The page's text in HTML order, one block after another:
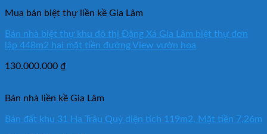
Mua bán biệt thự liền kề Gia Lâm
Bán nhà biệt thự khu đô thị Đặng Xá Gia Lâm biệt thự đơn
lập 448m2 hai mặt tiền đường View vườn hoa
130.000.000 ₫
Bán nhà liền kề Gia Lâm
Bán đất khu 31 Ha Trâu Quỳ diện tích 119m2, Mặt tiền 7,26m